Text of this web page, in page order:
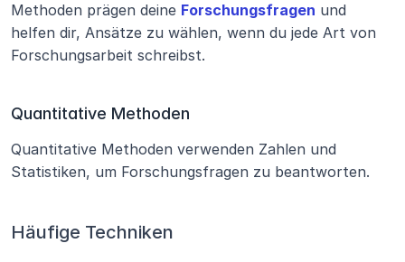
Methoden prägen deine Forschungsfragen und
helfen dir, Ansätze zu wählen, wenn du jede Art von
Forschungsarbeit schreibst.
Quantitative Methoden
Quantitative Methoden verwenden Zahlen und
Statistiken, um Forschungsfragen zu beantworten.
Häufige Techniken